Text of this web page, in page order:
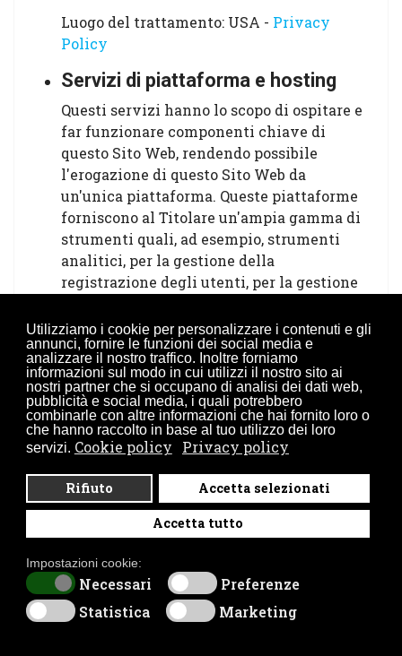
Utilizziamo i cookie per personalizzare i contenuti e gli
annunci, fornire le funzioni dei social media e
analizzare il nostro traffico. Inoltre forniamo
informazioni sul modo in cui utilizzi il nostro sito ai
nostri partner che si occupano di analisi dei dati web,
pubblicità e social media, i quali potrebbero
combinarle con altre informazioni che hai fornito loro o
che hanno raccolto in base al tuo utilizzo dei loro
servizi. Cookie policy Privacy policy
Rifiuto Accetta selezionati
Accetta tutto
Impostazioni cookie:
Necessari
Preferenze
Statistica
Marketing
Luogo del trattamento: USA - Privacy
Policy
Servizi di piattaforma e hosting
Questi servizi hanno lo scopo di ospitare e
far funzionare componenti chiave di
questo Sito Web, rendendo possibile
l'erogazione di questo Sito Web da
un'unica piattaforma. Queste piattaforme
forniscono al Titolare un'ampia gamma di
strumenti quali, ad esempio, strumenti
analitici, per la gestione della
registrazione degli utenti, per la gestione
commercio elettronico, per l'elaborazione
dei pagamenti etc. L'uso di tali strumenti
comporta la raccolta e il trattamento di
Dati Personali. Alcuni di questi servizi
funzionano attraverso server dislocati
geograficamente in luoghi differenti,
rendendo difficile la determinazione del
luogo esatto in cui vengono conservati i
Dati Personali.
Joomla.com (OSM Development
Team)
Joomla.com è una piattaforma fornita da
OSM Development Team che consente al